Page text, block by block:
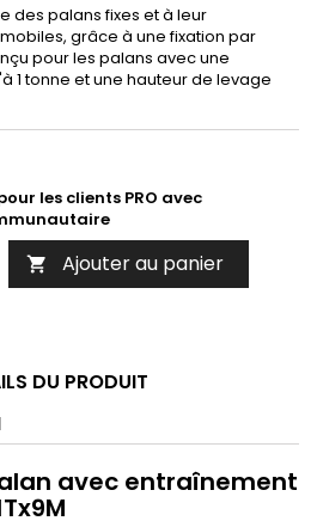
des palans fixes et à leur
grâce à une fixation par
pour les palans avec une
1 tonne et une hauteur de levage
les clients PRO avec
 Ajouter au panier
DU PRODUIT
avec entraînement